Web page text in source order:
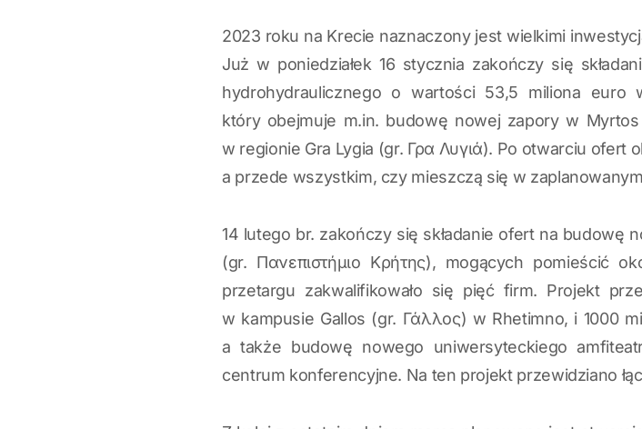
2023 roku na Krecie naznaczony jest wielkimi
Już w poniedziałek 16 stycznia zakończy się
hydrohydraulicznego o wartości 53,5 miliona euro
który obejmuje m.in. budowę nowej zapory w
w regionie Gra Lygia (gr. Γρα Λυγιά). Po otwarciu ofert
a przede wszystkim, czy mieszczą się w
14 lutego br. zakończy się składanie ofert na budowę
(gr. Πανεπιστήμιο Κρήτης), mogących pomieścić
przetargu zakwalifikowało się pięć firm. Projekt
w kampusie Gallos (gr. Γάλλος) w Rhetimno, i 1000
a także budowę nowego uniwersyteckiego
centrum konferencyjne. Na ten projekt przewidziano